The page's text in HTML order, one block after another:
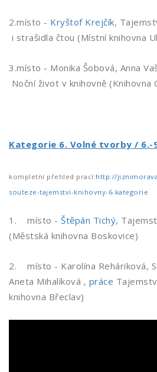
2.místo - Kryštof Krejčík,
i strašidla čtou (Místní knihovna
3.místo - Monika Šobová, Anna
Noční život v knihovně (Knihovna
Kategorie 6. Volné tvorby /
kompletní přehled prací:http://
souteze-tajemstvi-knihovny-6-kategorie
1. místo - Štěpán Tichý,
(Městská knihovna Boskovice)
2. místo - Karolína Reháriková,
Aneta Mihalíková , práce
knihovna Břeclav)